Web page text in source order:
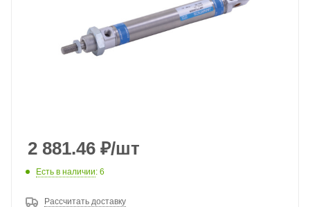
2 881.46 ₽/шт
Есть в наличии: 6
Рассчитать доставку